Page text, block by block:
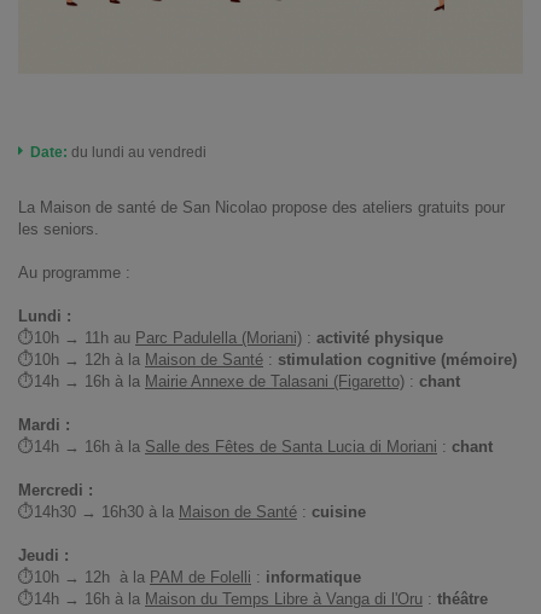
Date: du lundi au vendredi
La Maison de santé de San Nicolao propose des ateliers gratuits pour
les seniors.
Au programme :
Lundi :
⏱10h → 11h au Parc Padulella (Moriani) : activité physique
⏱10h → 12h à la Maison de Santé : stimulation cognitive (mémoire)
⏱14h → 16h à la Mairie Annexe de Talasani (Figaretto) : chant
Mardi :
⏱14h → 16h à la Salle des Fêtes de Santa Lucia di Moriani : chant
Mercredi :
⏱14h30 → 16h30 à la Maison de Santé : cuisine
Jeudi :
⏱10h → 12h à la PAM de Folelli : informatique
⏱14h → 16h à la Maison du Temps Libre à Vanga di l'Oru : théâtre